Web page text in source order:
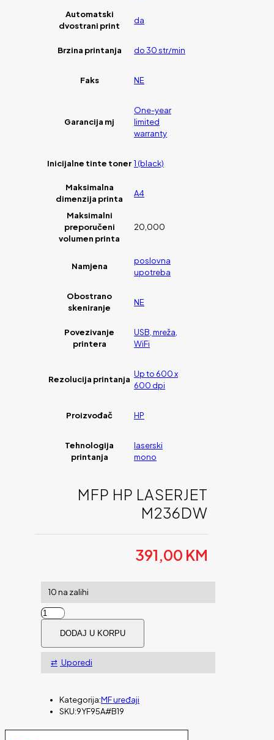
Automatski
dvostrani print
da
Brzina printanja do 30 str/min
Faks NE
Garancija mj
One-year
limited
warranty
Inicijalne tinte toner 1 (black)
Maksimalna
dimenzija printa
A4
Maksimalni
preporučeni
volumen printa
20,000
Namjena
poslovna
upotreba
Obostrano
skeniranje
NE
Povezivanje
printera
USB, mreža,
WiFi
Rezolucija printanja
Up to 600 x
600 dpi
Proizvođač HP
Tehnologija
printanja
laserski
mono
MFP HP LASERJET
M236DW
391,00 KM
10 na zalihi
MFP
HP
LaserJet
M236dw
količina
DODAJ U KORPU
Uporedi
Kategorija:MF uređaji
SKU:9YF95A#B19